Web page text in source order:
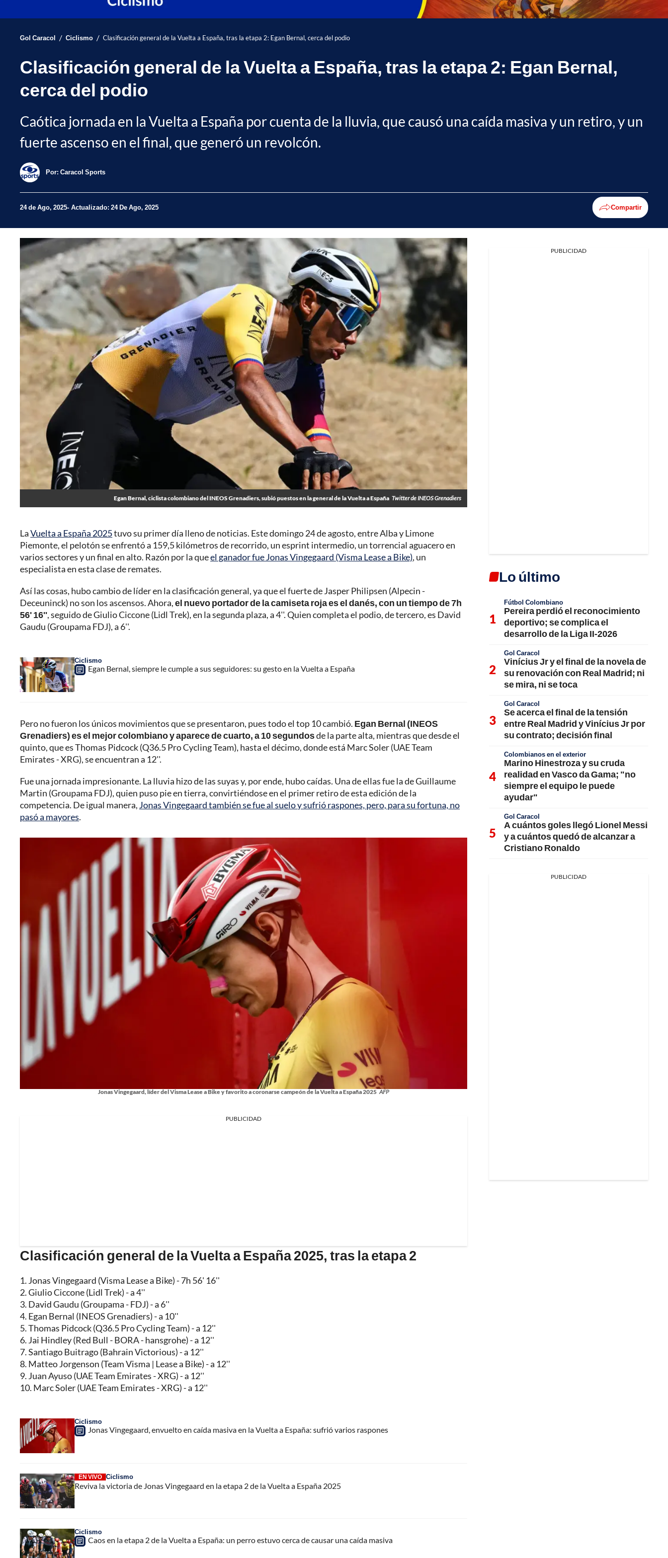
Gol Caracol / Ciclismo / Clasificación general de la Vuelta a España, tras la etapa 2: Egan Bernal, cerca del podio
Clasificación general de la Vuelta a España, tras la etapa 2: Egan Bernal,
cerca del podio
Caótica jornada en la Vuelta a España por cuenta de la lluvia, que causó una caída masiva y un retiro, y un
fuerte ascenso en el final, que generó un revolcón.
Por: Caracol Sports
24 de Ago, 2025 Actualizado: 24 De Ago, 2025 Compartir
Egan Bernal, ciclista colombiano del INEOS Grenadiers, subió puestos en la general de la Vuelta a España Twitter de INEOS Grenadiers
LaVuelta a España 2025tuvo su primer día lleno de noticias. Este domingo 24 de agosto, entre Alba y Limone
Piemonte, el pelotón se enfrentó a 159,5 kilómetros de recorrido, un esprint intermedio, un torrencial aguacero en
varios sectores y un final en alto. Razón por la queel ganador fue Jonas Vingegaard (Visma Lease a Bike), un
especialista en esta clase de remates.
Así las cosas, hubo cambio de líder en la clasificación general, ya que el fuerte de Jasper Philipsen (Alpecin -
Deceuninck) no son los ascensos. Ahora,el nuevo portador de la camiseta roja es el danés, con un tiempo de 7h
56' 16'', seguido de Giulio Ciccone (Lidl Trek), en la segunda plaza, a 4''. Quien completa el podio, de tercero, es David
Gaudu (Groupama FDJ), a 6''.
Ciclismo
Egan Bernal, siempre le cumple a sus seguidores: su gesto en la Vuelta a España
Pero no fueron los únicos movimientos que se presentaron, pues todo el top 10 cambió. Egan Bernal (INEOS
Grenadiers) es el mejor colombiano y aparece de cuarto, a 10 segundosde la parte alta, mientras que desde el
quinto, que es Thomas Pidcock (Q36.5 Pro Cycling Team), hasta el décimo, donde está Marc Soler (UAE Team
Emirates - XRG), se encuentran a 12''.
Fue una jornada impresionante. La lluvia hizo de las suyas y, por ende, hubo caídas. Una de ellas fue la de Guillaume
Martin (Groupama FDJ), quien puso pie en tierra, convirtiéndose en el primer retiro de esta edición de la
competencia. De igual manera, Jonas Vingegaard también se fue al suelo y sufrió raspones, pero, para su fortuna, no
pasó a mayores.
Jonas Vingegaard, líder del Visma Lease a Bike y favorito a coronarse campeón de la Vuelta a España 2025 AFP
PUBLICIDAD
Clasificación general de la Vuelta a España 2025, tras la etapa 2
1. Jonas Vingegaard (Visma Lease a Bike) - 7h 56' 16''
2. Giulio Ciccone (Lidl Trek) - a 4''
3. David Gaudu (Groupama - FDJ) - a 6''
4. Egan Bernal (INEOS Grenadiers) - a 10''
5. Thomas Pidcock (Q36.5 Pro Cycling Team) - a 12''
6. Jai Hindley (Red Bull - BORA - hansgrohe) - a 12''
7. Santiago Buitrago (Bahrain Victorious) - a 12''
8. Matteo Jorgenson (Team Visma | Lease a Bike) - a 12''
9. Juan Ayuso (UAE Team Emirates - XRG) - a 12''
10. Marc Soler (UAE Team Emirates - XRG) - a 12''
Ciclismo
Jonas Vingegaard, envuelto en caída masiva en la Vuelta a España: sufrió varios raspones
EN VIVO Ciclismo
Reviva la victoria de Jonas Vingegaard en la etapa 2 de la Vuelta a España 2025
Ciclismo
Caos en la etapa 2 de la Vuelta a España: un perro estuvo cerca de causar una caída masiva
PUBLICIDAD
Lo último
Fútbol Colombiano
Pereira perdió el reconocimiento
deportivo; se complica el
desarrollo de la Liga II-2026
Gol Caracol
Vinícius Jr y el final de la novela de
su renovación con Real Madrid; ni
se mira, ni se toca
Gol Caracol
Se acerca el final de la tensión
entre Real Madrid y Vinícius Jr por
su contrato; decisión final
Colombianos en el exterior
Marino Hinestroza y su cruda
realidad en Vasco da Gama; "no
siempre el equipo le puede
ayudar"
Gol Caracol
A cuántos goles llegó Lionel Messi
y a cuántos quedó de alcanzar a
Cristiano Ronaldo
PUBLICIDAD